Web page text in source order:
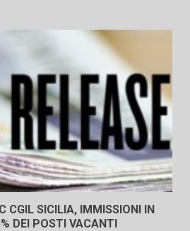
CGIL SICILIA, IMMISSIONI IN
DEI POSTI VACANTI